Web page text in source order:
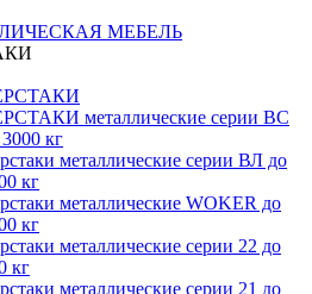
МЕБЕЛЬ
металлические серии ВС
кг
металлические серии ВЛ до
кг
металлические WOKER до
кг
металлические серии 22 до
кг
металлические серии 21 до